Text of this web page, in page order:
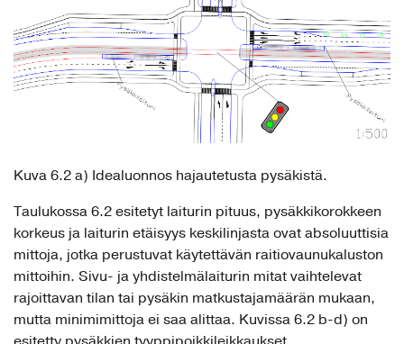
Kuva 6.2 a) Idealuonnos hajautetusta pysäkistä.
Taulukossa 6.2 esitetyt laiturin pituus, pysäkkikorokkeen
korkeus ja laiturin etäisyys keskilinjasta ovat absoluuttisia
mittoja, jotka perustuvat käytettävän raitiovaunukaluston
mittoihin. Sivu- ja yhdistelmälaiturin mitat vaihtelevat
rajoittavan tilan tai pysäkin matkustajamäärän mukaan,
mutta minimimittoja ei saa alittaa. Kuvissa 6.2 b-d) on